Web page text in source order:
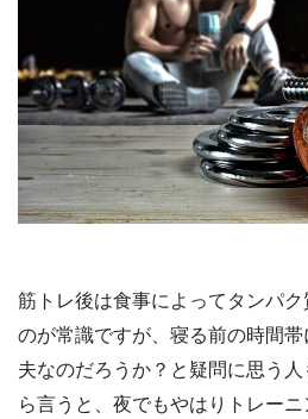
筋トレ後は食事によってタンパ
のが常識ですが、寝る前の時間
夫なのだろうか？と疑問に思う
ら言うと、夜でもやはりトレー